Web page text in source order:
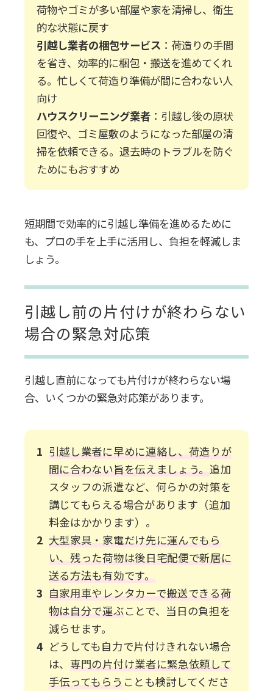
荷物やゴミが多い部屋や家を清掃し、衛生
的な状態に戻す
引越し業者の梱包サービス ：荷造りの手間
を省き、効率的に梱包・搬送を進めてくれ
る。忙しくて荷造り準備が間に合わない人
向け
ハウスクリーニング業者：引越し後の原状
回復や、ゴミ屋敷のようになった部屋の清
掃を依頼できる。退去時のトラブルを防ぐ
ためにもおすすめ
短期間で効率的に引越し準備を進めるために
も、プロの手を上手に活用し、負担を軽減しま
しょう。
引越し前の片付けが終わらない
場合の緊急対応策
引越し直前になっても片付けが終わらない場
合、いくつかの緊急対応策があります。
引越し業者に早めに連絡し、荷造りが
間に合わない旨を伝えましょう。追加
スタッフの派遣など、何らかの対策を
講じてもらえる場合があります（追加
料金はかかります）。
大型家具・家電だけ先に運んでもら
い、残った荷物は後日宅配便で新居に
送る方法も有効です。
自家用車やレンタカーで搬送できる荷
物は自分で運ぶことで、当日の負担を
減らせます。
どうしても自力で片付けきれない場合
は、 専門の片付け業者に緊急依頼して
手伝ってもらう ことも検討してくださ